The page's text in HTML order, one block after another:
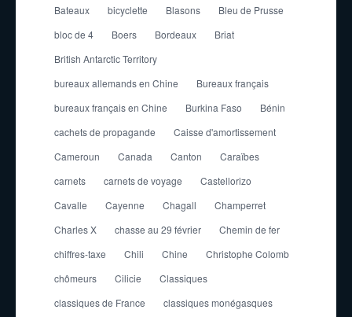
Bateaux
bicyclette Blasons
Bleu de Prusse
bloc de 4
Boers Bordeaux
Briat
British Antarctic Territory
bureaux allemands en Chine
Bureaux français
bureaux français en Chine
Burkina Faso
Bénin
cachets de propagande
Caisse d'amortissement
Cameroun
Canada Canton
Caraïbes
carnets
carnets de voyage
Castellorizo
Cavalle
Cayenne Chagall
Champerret
Charles X
chasse au 29 février
Chemin de fer
chiffres-taxe
Chili Chine
Christophe Colomb
chômeurs
Cilicie
Classiques
classiques de France
classiques monégasques